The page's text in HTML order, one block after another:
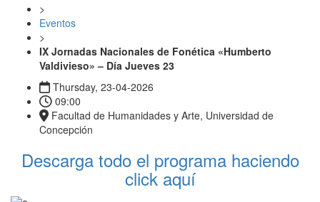
>
Eventos
>
IX Jornadas Nacionales de Fonética «Humberto
Valdivieso» – Día Jueves 23
Thursday, 23-04-2026
09:00
Facultad de Humanidades y Arte, Universidad de
Concepción
Descarga todo el programa haciendo
click aquí